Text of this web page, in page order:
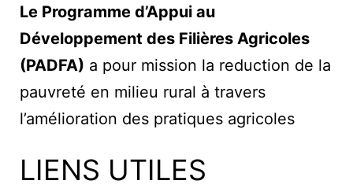
Le Programme d’Appui au
Développement des Filières Agricoles
(PADFA) a pour mission la reduction de la
pauvreté en milieu rural à travers
l’amélioration des pratiques agricoles
LIENS UTILES